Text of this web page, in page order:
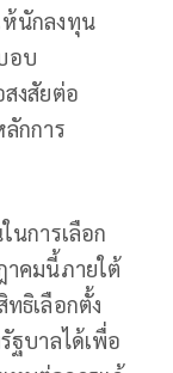
ห้นักลงทุน
อบ
งสัยต่อ
กการ
นการเลือก
าคมนี้ภายใต้
ธิเลือกตั้ง
ฐบาลได้เพื่อ